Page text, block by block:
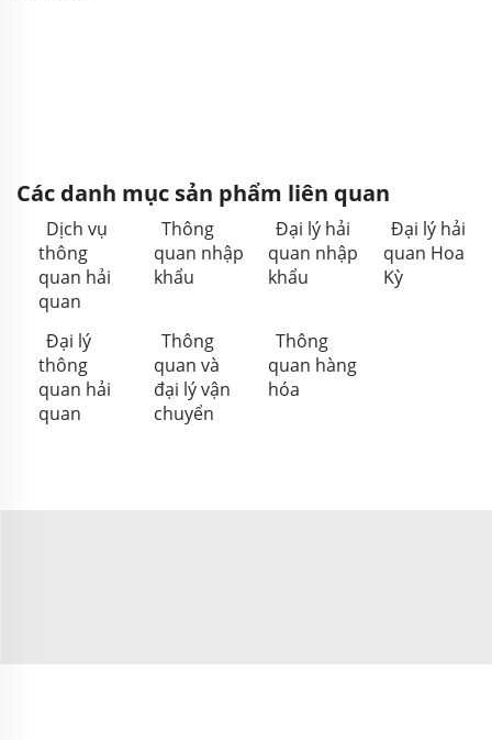
Các danh mục sản phẩm liên quan
Dịch vụ
thông
quan hải
quan
Thông
quan nhập
khẩu
Đại lý hải
quan nhập
khẩu
Đại lý hải
quan Hoa
Kỳ
Đại lý
thông
quan hải
quan
Thông
quan và
đại lý vận
chuyển
Thông
quan hàng
hóa